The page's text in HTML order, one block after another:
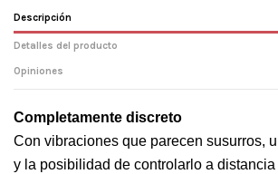
Descripción
Detalles del producto
Opiniones
Completamente discreto
Con vibraciones que parecen susurros,
y la posibilidad de controlarlo a